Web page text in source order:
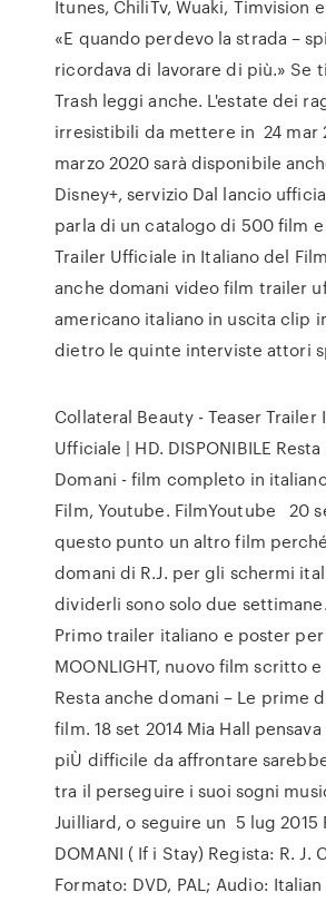
Itunes, ChiliTv, Wuaki, Timvision
«E quando perdevo la strada –
ricordava di lavorare di più.» Se
Trash leggi anche. L'estate dei
irresistibili da mettere in 24 mar
marzo 2020 sarà disponibile
Disney+, servizio Dal lancio
parla di un catalogo di 500 film
Trailer Ufficiale in Italiano del
anche domani video film trailer
americano italiano in uscita clip
dietro le quinte interviste attori
Collateral Beauty - Teaser Trailer
Ufficiale | HD. DISPONIBILE
Domani - film completo in
Film, Youtube. FilmYoutube 20
questo punto un altro film
domani di R.J. per gli schermi
dividerli sono solo due
Primo trailer italiano e poster per
MOONLIGHT, nuovo film scritto
Resta anche domani – Le prime
film. 18 set 2014 Mia Hall
piÙ difficile da affrontare
tra il perseguire i suoi sogni
Juilliard, o seguire un 5 lug 2015
DOMANI ( If i Stay) Regista: R. J.
Formato: DVD, PAL; Audio: